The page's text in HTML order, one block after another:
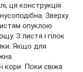
ця конструкція
Зверху
опуклою
З листя і гілок
Якщо для
кори. Поки свіжа